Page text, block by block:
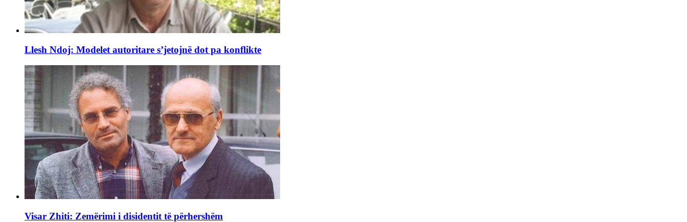
Llesh Ndoj: Modelet autoritare s’jetojnë dot pa konflikte
Visar Zhiti: Zemërimi i disidentit të përhershëm